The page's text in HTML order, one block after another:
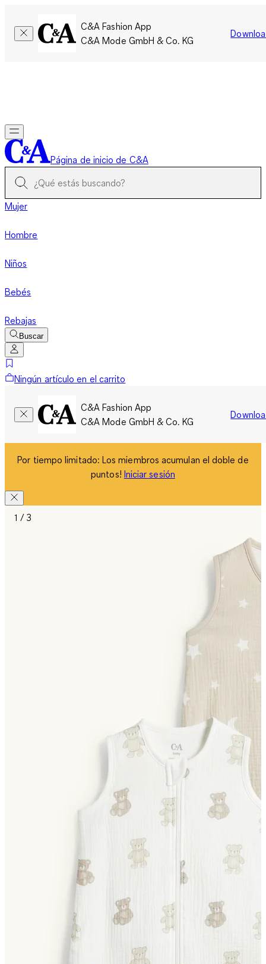
C&A Fashion App
C&A Mode GmbH & Co. KG
Página de inicio de C&A
Mujer
Hombre
Niños
Bebés
Rebajas
Buscar
Ningún artículo en el carrito
C&A Fashion App
C&A Mode GmbH & Co. KG
Por tiempo limitado: Los miembros acumulan el doble de
puntos! Iniciar sesión
1 / 3